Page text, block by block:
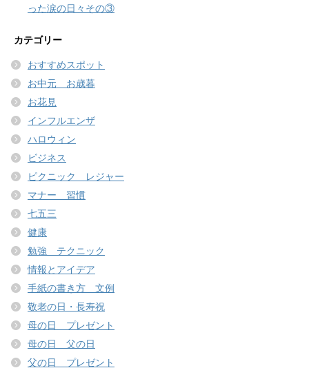
った涙の日々その③
カテゴリー
おすすめスポット
お中元 お歳暮
お花見
インフルエンザ
ハロウィン
ビジネス
ピクニック レジャー
マナー 習慣
七五三
健康
勉強 テクニック
情報とアイデア
手紙の書き方 文例
敬老の日・長寿祝
母の日 プレゼント
母の日 父の日
父の日 プレゼント